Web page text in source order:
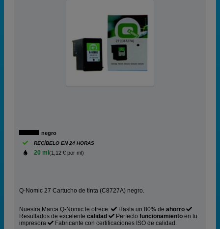
negro
RECÍBELO EN 24 HORAS
20 ml (1,12 € por ml)
Q-Nomic 27 Cartucho de tinta (C8727A) negro.
Nuestra Marca Q-Nomic te ofrece: Hasta un 80% de ahorro
Resultados de excelente calidad Perfecto funcionamiento en tu
impresora
Fabricante con certificaciones ISO de calidad.